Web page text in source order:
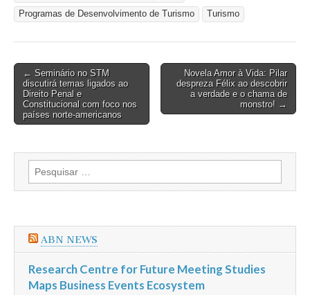
Programas de Desenvolvimento de Turismo
Turismo
Post
navigation
← Seminário no STM
discutirá temas ligados ao
Direito Penal e
Constitucional com foco nos
países norte-americanos
Novela Amor à Vida: Pilar
despreza Félix ao descobrir
a verdade e o chama de
monstro! →
Pesquisar
por:
ABN NEWS
Research Centre for Future Meeting Studies
Maps Business Events Ecosystem